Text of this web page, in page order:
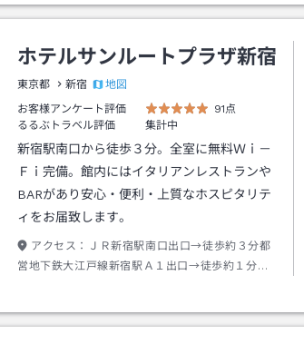
ホテルサンルートプラザ新宿
東京都 新宿
地図
お客様アンケート評価
91点
るるぶトラベル評価
集計中
新宿駅南口から徒歩３分。全室に無料Ｗｉ－
Ｆｉ完備。館内にはイタリアンレストランや
BARがあり安心・便利・上質なホスピタリテ
ィをお届致します。
アクセス：
ＪＲ新宿駅南口出口→徒歩約３分都
営地下鉄大江戸線新宿駅Ａ１出口→徒歩約１分バ